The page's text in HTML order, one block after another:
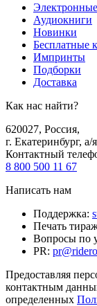
Аудиокниги
Новинки
Бесплатные
Импринты
Подборки
Доставка
Как нас найти?
620027, Россия,
г. Екатеринбург, а/
Контактный
8 800 500 11 67
Написать нам
Поддержка:
Печать
Вопросы по
PR:
Предоставляя
контактным
определенных